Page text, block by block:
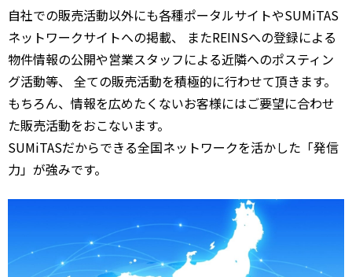
自社での販売活動以外にも各種ポータルサイトやSUMiTAS
ネットワークサイトへの掲載、 またREINSへの登録による
物件情報の公開や営業スタッフによる近隣へのポスティン
グ活動等、 全ての販売活動を積極的に行わせて頂きます。
もちろん、情報を広めたくないお客様にはご要望に合わせ
た販売活動をおこないます。
SUMiTASだからできる全国ネットワークを活かした「発信
力」が強みです。